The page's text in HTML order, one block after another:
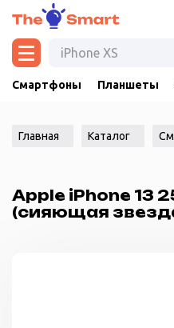
Смартфоны Планшеты
Главная Каталог
Apple iPhone 13
(сияющая